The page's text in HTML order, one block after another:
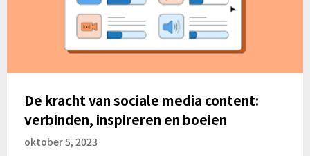
De kracht van sociale media content:
verbinden, inspireren en boeien
oktober 5, 2023